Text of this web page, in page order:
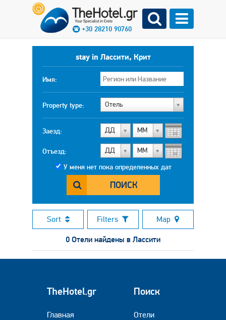
+30 28210 90760
stay in Лассити, Крит
Имя:
Property type: Отель
Заезд: ДД МM
Отъезд: ДД МM
У меня нет пока определенных дат
ПОИСК
Sort Filters Map
0 Отели найдены в Лассити
TheHotel.gr
Главная
Поиск
Отели